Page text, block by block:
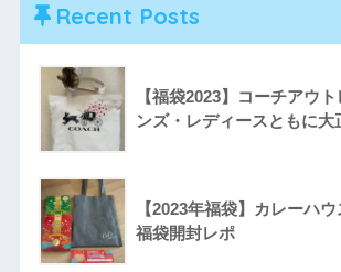
Recent Posts
【福袋2023】コーチアウ
ンズ・レディースともに大
【2023年福袋】カレーハ
福袋開封レポ